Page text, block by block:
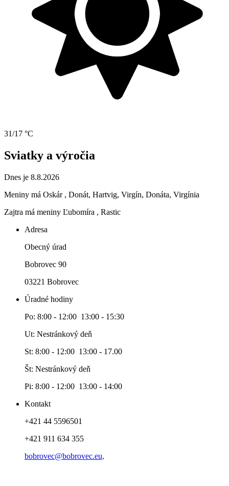
31/17 °C
Sviatky a výročia
Dnes je 8.8.2026
Meniny má Oskár , Donát, Hartvig, Virgín, Donáta, Virgínia
Zajtra má meniny Ľubomíra , Rastic
Adresa
Obecný úrad
Bobrovec 90
03221 Bobrovec
Úradné hodiny
Po: 8:00 - 12:00 13:00 - 15:30
Ut: Nestránkový deň
St: 8:00 - 12:00 13:00 - 17.00
Št: Nestránkový deň
Pi: 8:00 - 12:00 13:00 - 14:00
Kontakt
+421 44 5596501
+421 911 634 355
bobrovec@bobrovec.eu,